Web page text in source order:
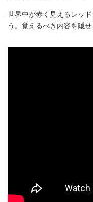
世界中が赤く見えるレッ
う。覚えるべき内容を隠